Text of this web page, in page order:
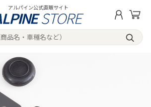
アルパイン公式直販サイト